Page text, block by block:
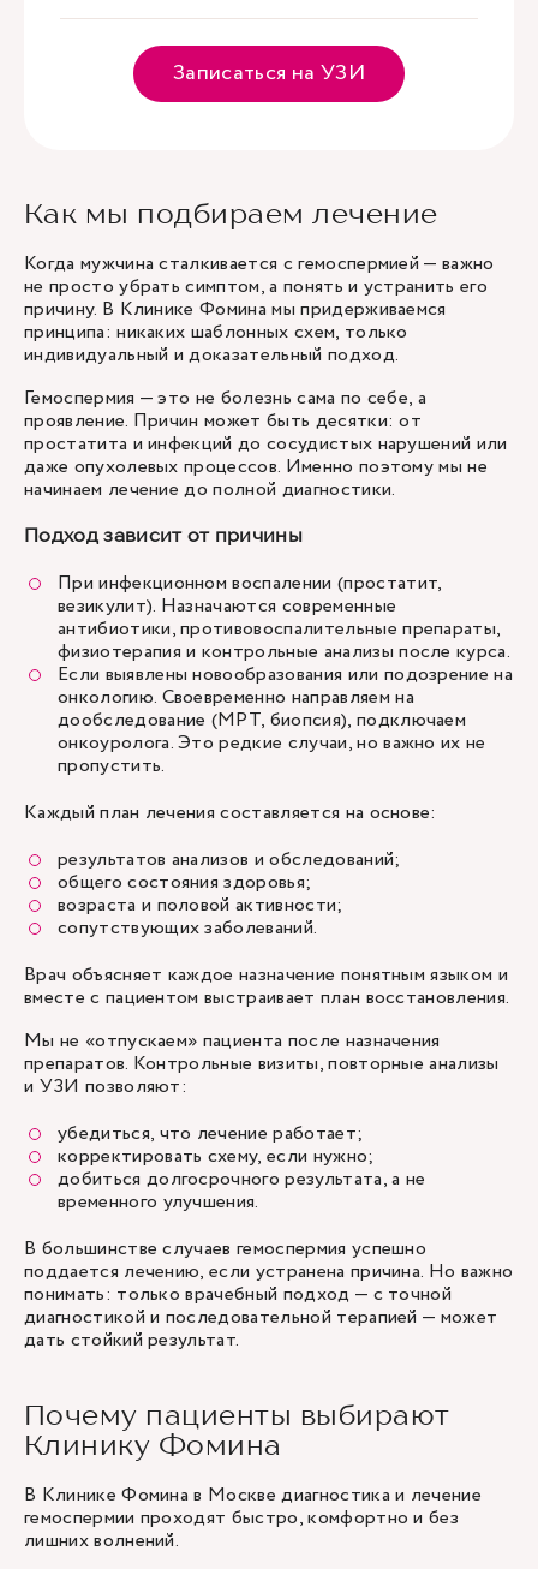
Записаться на УЗИ
Как мы подбираем лечение
Когда мужчина сталкивается с гемоспермией — важно
не просто убрать симптом, а понять и устранить его
причину. В Клинике Фомина мы придерживаемся
принципа: никаких шаблонных схем, только
индивидуальный и доказательный подход.
Гемоспермия — это не болезнь сама по себе, а
проявление. Причин может быть десятки: от
простатита и инфекций до сосудистых нарушений или
даже опухолевых процессов. Именно поэтому мы не
начинаем лечение до полной диагностики.
Подход зависит от причины
При инфекционном воспалении (простатит,
везикулит). Назначаются современные
антибиотики, противовоспалительные препараты,
физиотерапия и контрольные анализы после курса.
Если выявлены новообразования или подозрение на
онкологию. Своевременно направляем на
дообследование (МРТ, биопсия), подключаем
онкоуролога. Это редкие случаи, но важно их не
пропустить.
Каждый план лечения составляется на основе:
результатов анализов и обследований;
общего состояния здоровья;
возраста и половой активности;
сопутствующих заболеваний.
Врач объясняет каждое назначение понятным языком и
вместе с пациентом выстраивает план восстановления.
Мы не «отпускаем» пациента после назначения
препаратов. Контрольные визиты, повторные анализы
и УЗИ позволяют:
убедиться, что лечение работает;
корректировать схему, если нужно;
добиться долгосрочного результата, а не
временного улучшения.
В большинстве случаев гемоспермия успешно
поддается лечению, если устранена причина. Но важно
понимать: только врачебный подход — с точной
диагностикой и последовательной терапией — может
дать стойкий результат.
Почему пациенты выбирают
Клинику Фомина
В Клинике Фомина в Москве диагностика и лечение
гемоспермии проходят быстро, комфортно и без
лишних волнений.